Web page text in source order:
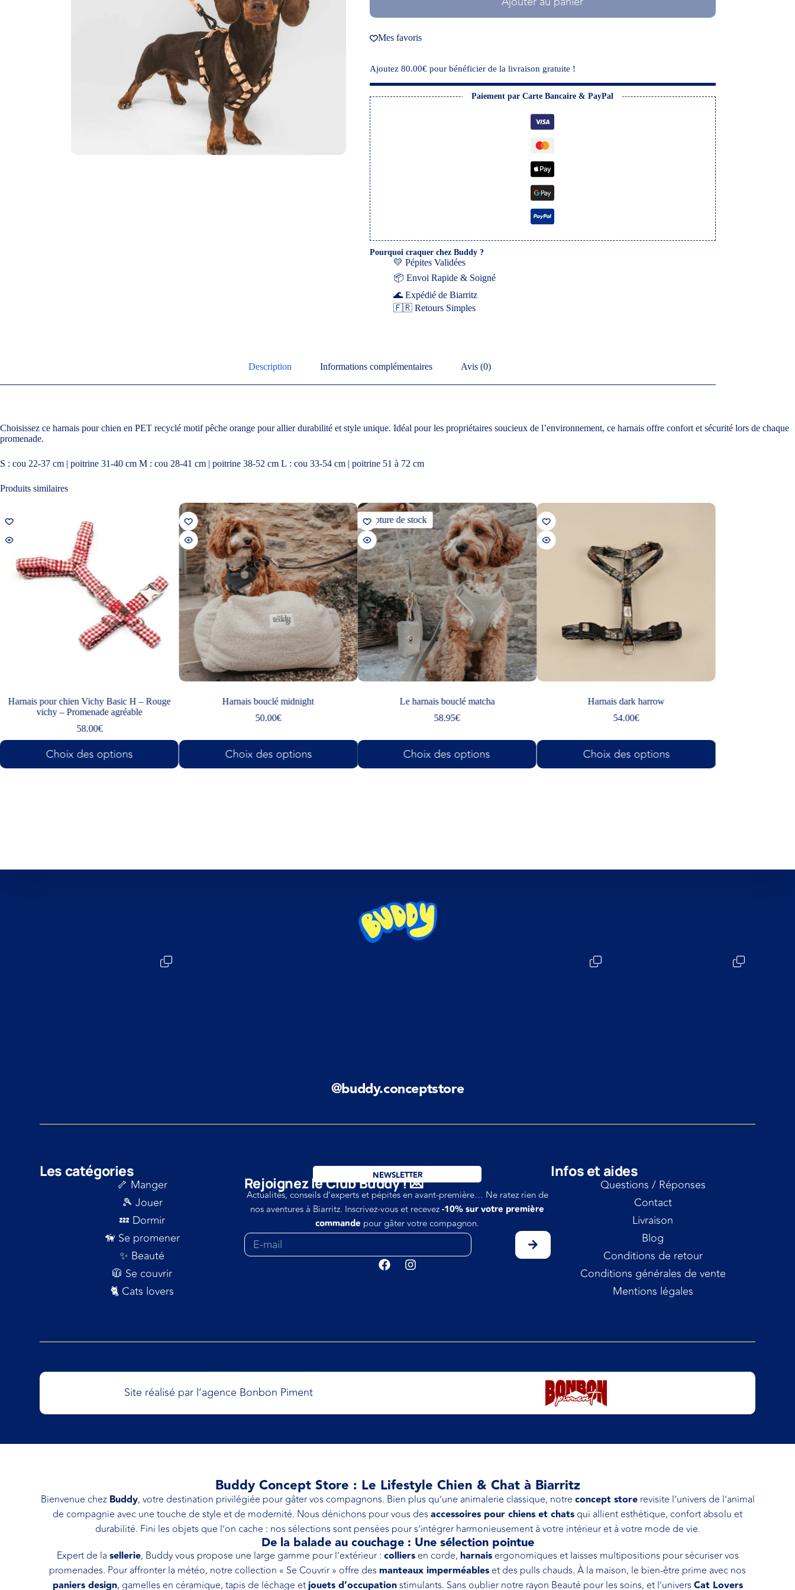
Mes favoris
Ajoutez 80.00€pour bénéficier de la livraison gratuite !
Paiement par Carte Bancaire & PayPal
Pourquoi craquer chez Buddy ?
💛 Pépites Validées
📦 Envoi Rapide & Soigné
🌊 Expédié de Biarritz
🇫🇷 Retours Simples
Description Informations complémentaires Avis (0)
Choisissez ce harnais pour chien en PET recyclé motif pêche orange pour allier durabilité et style unique. Idéal pour les propriétaires soucieux de l’environnement, ce harnais offre confort et sécurité lors de chaque
promenade.
S : cou 22-37 cm | poitrine 31-40 cm M : cou 28-41 cm | poitrine 38-52 cm L : cou 33-54 cm | poitrine 51 à 72 cm
Produits similaires
Basic H – Rouge
agréable
options
Harnais bouclé midnight
Choix des options
Rupture de stock
Le harnais bouclé matcha
Choix des options Choix des options
Harnais pour chien classique
@buddy.conceptstore
Les catégories
🦴 Manger
🎾 Jouer
💤 Dormir
🦮 Se promener
✨ Beauté
🧥 Se couvrir
🐈 Cats lovers
NEWSLETTER
Rejoignez le Club Buddy ! 💌
Actualités, conseils d’experts et pépites en avant-première… Ne ratez rien de
nos aventures à Biarritz. Inscrivez-vous et recevez-10% sur votre première
commande pour gâter votre compagnon.
Infos et aides
Questions / Réponses
Contact
Livraison
Blog
Conditions de retour
Conditions générales de vente
Mentions légales
Site réalisé par l’agence Bonbon Piment
Buddy Concept Store : Le Lifestyle Chien & Chat à Biarritz
Bienvenue chez Buddy, votre destination privilégiée pour gâter vos compagnons. Bien plus qu’une animalerie classique, notre concept storerevisite l’univers de l’animal
de compagnie avec une touche de style et de modernité. Nous dénichons pour vous des accessoires pour chiens et chats qui allient esthétique, confort absolu et
durabilité. Fini les objets que l’on cache : nos sélections sont pensées pour s’intégrer harmonieusement à votre intérieur et à votre mode de vie.
De la balade au couchage : Une sélection pointue
Expert de lasellerie, Buddy vous propose une large gamme pour l’extérieur : colliersen corde, harnaisergonomiques et laisses multipositions pour sécuriser vos
promenades. Pour affronter la météo, notre collection « Se Couvrir » offre des manteaux imperméables et des pulls chauds. À la maison, le bien-être prime avec nos
paniers design, gamelles en céramique, tapis de léchage etjouets d’occupationstimulants. Sans oublier notre rayon Beauté pour les soins, et l’univers Cat Lovers